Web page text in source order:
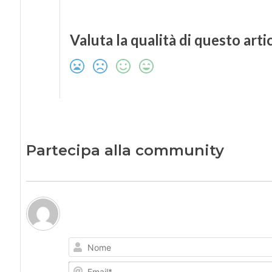
Valuta la qualità di questo
Partecipa alla community